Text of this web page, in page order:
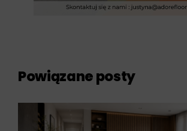
Powiązane posty